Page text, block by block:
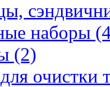
наборы
(2)
очистки